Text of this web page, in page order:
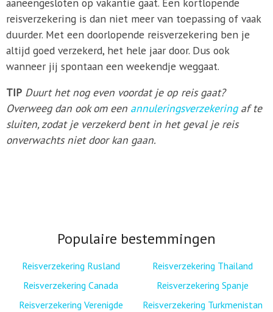
reisverzekering is dan niet meer van toepassing of vaak
duurder. Met een doorlopende reisverzekering ben je
altijd goed verzekerd, het hele jaar door. Dus ook
wanneer jij spontaan een weekendje weggaat.
TIP Duurt het nog even voordat je op reis gaat?
Overweeg dan ook om een annuleringsverzekeringaf te
sluiten, zodat je verzekerd bent in het geval je reis
onverwachts niet door kan gaan.
Populaire bestemmingen
Reisverzekering Rusland
Reisverzekering Canada
Reisverzekering Verenigde
Reisverzekering Thailand
Reisverzekering Spanje
Reisverzekering Turkmenistan